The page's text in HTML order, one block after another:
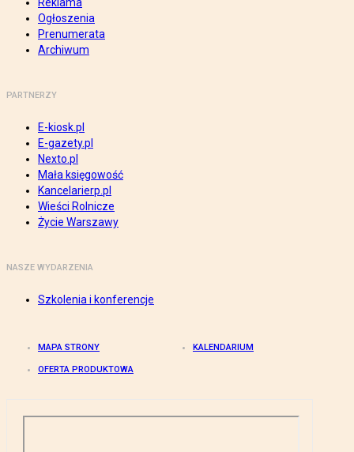
Ogłoszenia
Prenumerata
Archiwum
PARTNERZY
E-kiosk.pl
E-gazety.pl
Nexto.pl
Mała księgowość
Kancelarierp.pl
Wieści Rolnicze
Życie Warszawy
NASZE WYDARZENIA
Szkolenia i konferencje
MAPA STRONY KALENDARIUM
OFERTA PRODUKTOWA